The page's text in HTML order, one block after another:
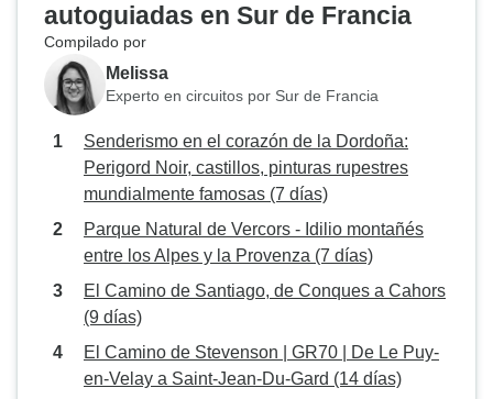
autoguiadas en Sur de Francia
Compilado por
Melissa
Experto en circuitos por Sur de Francia
Senderismo en el corazón de la Dordoña:
Perigord Noir, castillos, pinturas rupestres
mundialmente famosas (7 días)
Parque Natural de Vercors - Idilio montañés
entre los Alpes y la Provenza (7 días)
El Camino de Santiago, de Conques a Cahors
(9 días)
El Camino de Stevenson | GR70 | De Le Puy-
en-Velay a Saint-Jean-Du-Gard (14 días)